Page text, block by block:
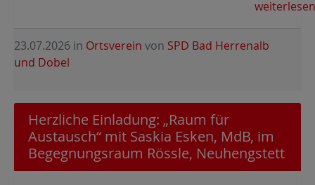
23.07.2026 in Ortsverein von SPD Bad Herrenalb
und Dobel
Herzliche Einladung: „Raum für
Austausch“ mit Saskia Esken, MdB, im
Begegnungsraum Rössle, Neuhengstett